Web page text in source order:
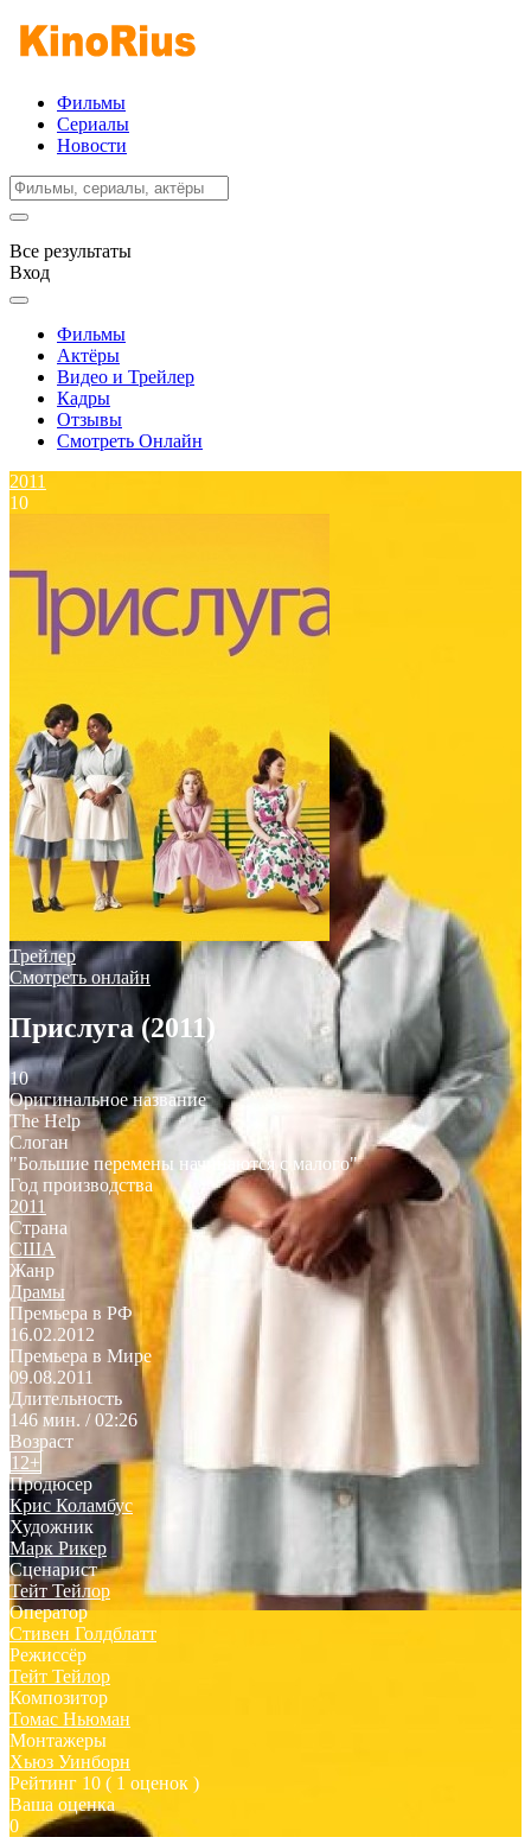
Фильмы
Сериалы
Новости
Все результаты
Вход
Фильмы
Актёры
Видео и Трейлер
Кадры
Отзывы
Смотреть Онлайн
2011
10
Трейлер
Смотреть онлайн
Прислуга (2011)
10
Оригинальное название
The Help
Слоган
"Большие перемены начинаются с малого"
Год производства
2011
Страна
США
Жанр
Драмы
Премьера в РФ
16.02.2012
Премьера в Мире
09.08.2011
Длительность
146 мин. / 02:26
Возраст
12+
Продюсер
Крис Коламбус
Художник
Марк Рикер
Сценарист
Тейт Тейлор
Оператор
Стивен Голдблатт
Режиссёр
Тейт Тейлор
Композитор
Томас Ньюман
Монтажеры
Хьюз Уинборн
Рейтинг 10 ( 1 оценок )
Ваша оценка
0